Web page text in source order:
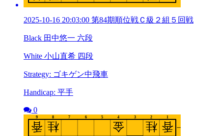
2025-10-16 20:03:00 第84期順位戦Ｃ級２組５回戦
Black 田中悠一 六段
White 小山直希 四段
Strategy: ゴキゲン中飛車
Handicap: 平手
0